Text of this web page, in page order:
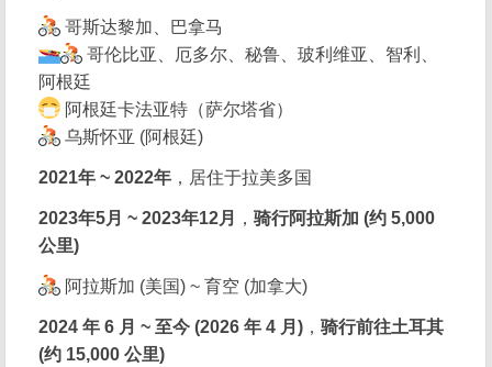
哥斯达黎加、巴拿马
哥伦比亚、厄多尔、秘鲁、玻利维亚、智利、
阿根廷
阿根廷卡法亚特（萨尔塔省）
乌斯怀亚 (阿根廷)
2021年 ~ 2022年 ，居住于拉美多国
2023年5月 ~ 2023年12月 ，骑行阿拉斯加 (约 5,000
公里)
阿拉斯加 (美国) ~ 育空 (加拿大)
2024 年 6 月 ~ 至今 (2026 年 4 月) ，骑行前往土耳其
(约 15,000 公里)